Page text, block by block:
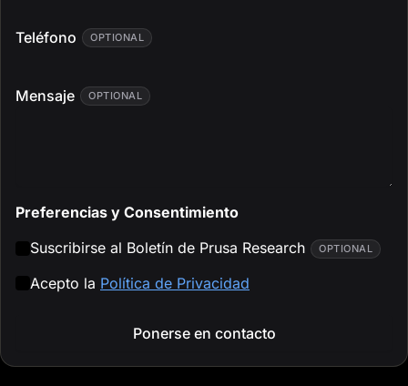
Teléfono OPTIONAL
Mensaje OPTIONAL
Preferencias y Consentimiento
Suscribirse al Boletín de Prusa Research
OPTIONAL
Acepto la Política de Privacidad
Ponerse en contacto